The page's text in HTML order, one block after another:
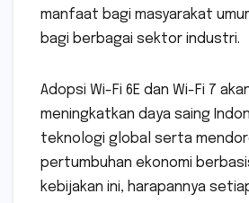
manfaat bagi masyarakat
bagi berbagai sektor industri.
Adopsi Wi-Fi 6E dan Wi-Fi 7
meningkatkan daya saing
teknologi global serta
pertumbuhan ekonomi
kebijakan ini, harapannya